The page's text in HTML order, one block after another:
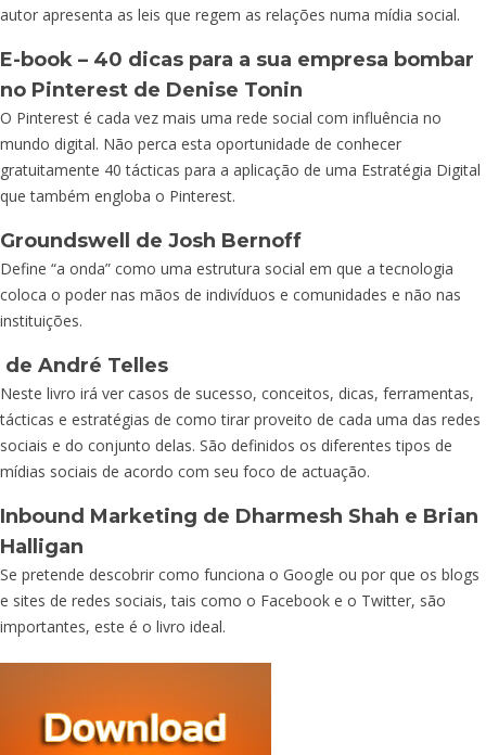
autor apresenta as leis que regem as relações numa mídia social.
E-book – 40 dicas para a sua empresa bombar
no Pinterest de Denise Tonin
O Pinterest é cada vez mais uma rede social com influência no
mundo digital. Não perca esta oportunidade de conhecer
gratuitamente 40 tácticas para a aplicação de uma Estratégia Digital
que também engloba o Pinterest.
Groundswell de Josh Bernoff
Define “a onda” como uma estrutura social em que a tecnologia
coloca o poder nas mãos de indivíduos e comunidades e não nas
instituições.
de André Telles
Neste livro irá ver casos de sucesso, conceitos, dicas, ferramentas,
tácticas e estratégias de como tirar proveito de cada uma das redes
sociais e do conjunto delas. São definidos os diferentes tipos de
mídias sociais de acordo com seu foco de actuação.
Inbound Marketing de Dharmesh Shah e Brian
Halligan
Se pretende descobrir como funciona o Google ou por que os blogs
e sites de redes sociais, tais como o Facebook e o Twitter, são
importantes, este é o livro ideal.